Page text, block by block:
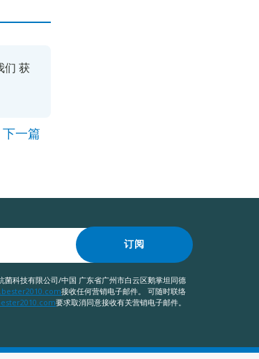
们 获
下一篇
订阅
菌科技有限公司/中国 广东省广州市白云区鹅掌坦同德
接收任何营销电子邮件。 可随时联络
要求取消同意接收有关营销电子邮件。